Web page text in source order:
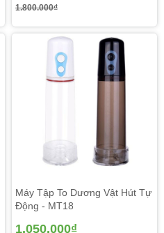
1.800.000₫
Máy Tập To Dương Vật Hút Tự
Động - MT18
1.050.000₫